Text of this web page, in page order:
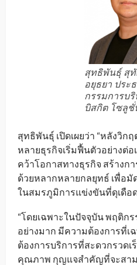
สุทธิพันธุ์ สุ
อยุธยา ประ
กรรมการบ
บิสกิต โซลูชั่
สุทธิพันธุ์ เปิดเผยว่า “หลังวิก
หลายธุรกิจเริ่มฟื้นตัวอย่างต่อ
คว้าโอกาสทางธุรกิจ สร้างก
ด้วยหลากหลายกลยุทธ์ เพื่อมั
ในสมรภูมิการแข่งขันที่ดุเดือ
“โดยเฉพาะในปัจจุบัน พฤติก
อย่างมาก มีความต้องการที่เ
ต้องการบริการที่สะดวกรวด
คุณภาพ กุญแจสำคัญที่จะสาม